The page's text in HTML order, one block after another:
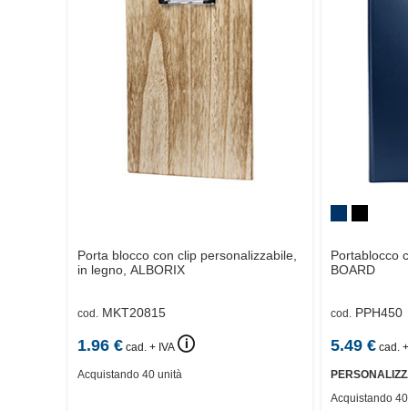
Porta blocco con clip personalizzabile,
in legno, ALBORIX
cod. MKT20815
1.96 € cad. + IVA 🛈
Acquistando 40 unità
Portablocco
BOARD
cod. PPH450
5.49€ cad.
Acquistando